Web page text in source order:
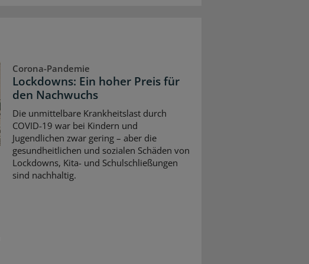
Corona-Pandemie
Lockdowns: Ein hoher Preis für
den Nachwuchs
Die unmittelbare Krankheitslast durch
COVID-19 war bei Kindern und
Jugendlichen zwar gering – aber die
gesundheitlichen und sozialen Schäden von
Lockdowns, Kita- und Schulschließungen
sind nachhaltig.